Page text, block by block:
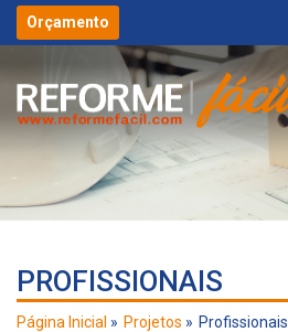
Orçamento
PROFISSIONAIS
Página Inicial Projetos Profissionais